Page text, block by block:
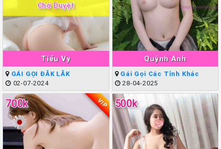
Tiểu Vy
Chờ Duyệt
GÁI GỌI ĐẮK LẮK
02-07-2024
Quỳnh Anh
Gái Gọi Các Tỉnh Khác
28-04-2025
700k VIP 500k